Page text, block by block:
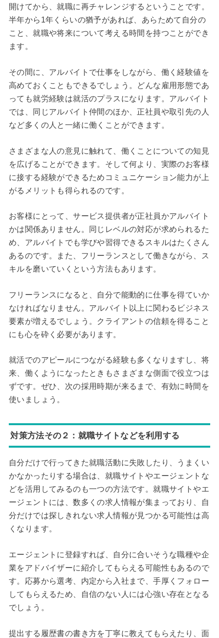
開けてから、就職に再チャレンジするということです。
半年から1年くらいの猶予があれば、あらためて自分の
こと、就職や将来について考える時間を持つことができ
ます。
その間に、アルバイトで仕事をしながら、働く経験値を
高めておくこともできるでしょう。どんな雇用形態であ
っても就労経験は就活のプラスになります。アルバイト
では、同じアルバイト仲間のほか、正社員や取引先の人
など多くの人と一緒に働くことができます。
さまざまな人の意見に触れて、働くことについての知見
を広げることができます。そして何より、実際のお客様
に接する経験ができるためコミュニケーション能力が上
がるメリットも得られるのです。
お客様にとって、サービス提供者が正社員かアルバイト
かは関係ありません。同じレベルの対応が求められるた
め、アルバイトでも学びや習得できるスキルはたくさん
あるのです。また、フリーランスとして働きながら、ス
キルを磨いていくという方法もあります。
フリーランスになると、自分で能動的に仕事を得ていか
なければなりません。アルバイト以上に関わるビジネス
要素が増えるでしょう。クライアントの信頼を得ること
にも心を砕く必要があります。
就活でのアピールにつながる経験も多くなりますし、将
来、働くようになったときもさまざまな側面で役立つは
ずです。ぜひ、次の採用時期が来るまで、有効に時間を
使いましょう。
対策方法その２：就職サイトなどを利用する
自分だけで行ってきた就職活動に失敗したり、うまくい
かなかったりする場合は、就職サイトやエージェントな
どを活用してみるのも一つの方法です。就職サイトやエ
ージェントには、数多くの求人情報が集まっており、自
分だけでは探しきれない求人情報が見つかる可能性は高
くなります。
エージェントに登録すれば、自分に合いそうな職種や企
業をアドバイザーに紹介してもらえる可能性もあるので
す。応募から選考、内定から入社まで、手厚くフォロー
してもらえるため、自信のない人には心強い存在となる
でしょう。
提出する履歴書の書き方を丁寧に教えてもらえたり、面